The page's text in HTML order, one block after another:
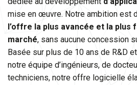
mise en œuvre. Notre ambition est
l’offre la plus avancée et la plus
marché, sans aucune concession
​​​​​​​Basée sur plus de 10 ans de R&D
notre équipe d’ingénieurs, de
techniciens, notre offre logicielle